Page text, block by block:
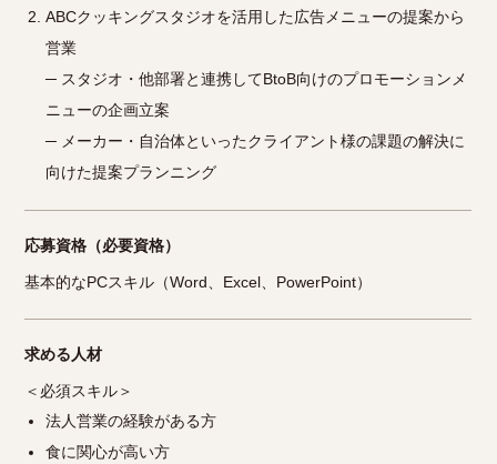
ABCクッキングスタジオを活用した広告メニューの提案から
営業
─ スタジオ・他部署と連携してBtoB向けのプロモーションメ
ニューの企画立案
─ メーカー・自治体といったクライアント様の課題の解決に
向けた提案プランニング
応募資格（必要資格）
基本的なPCスキル（Word、Excel、PowerPoint）
求める人材
＜必須スキル＞
法人営業の経験がある方
食に関心が高い方